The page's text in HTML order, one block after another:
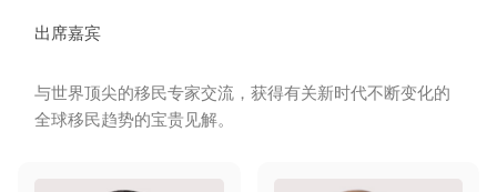
出席嘉宾
与世界顶尖的移民专家交流，获得有关新时代不断变化的
全球移民趋势的宝贵见解。